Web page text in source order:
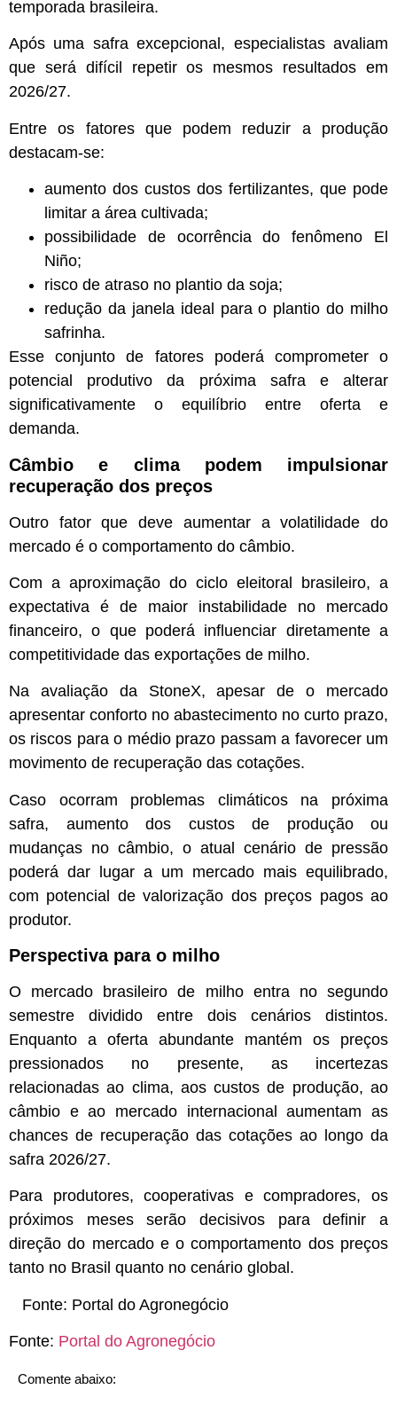
temporada brasileira.
Após uma safra excepcional, especialistas avaliam
que será difícil repetir os mesmos resultados em
2026/27.
Entre os fatores que podem reduzir a produção
destacam-se:
aumento dos custos dos fertilizantes, que pode
limitar a área cultivada;
possibilidade de ocorrência do fenômeno El
Niño;
risco de atraso no plantio da soja;
redução da janela ideal para o plantio do milho
safrinha.
Esse conjunto de fatores poderá comprometer o
potencial produtivo da próxima safra e alterar
significativamente o equilíbrio entre oferta e
demanda.
Câmbio e clima podem impulsionar
recuperação dos preços
Outro fator que deve aumentar a volatilidade do
mercado é o comportamento do câmbio.
Com a aproximação do ciclo eleitoral brasileiro, a
expectativa é de maior instabilidade no mercado
financeiro, o que poderá influenciar diretamente a
competitividade das exportações de milho.
Na avaliação da StoneX, apesar de o mercado
apresentar conforto no abastecimento no curto prazo,
os riscos para o médio prazo passam a favorecer um
movimento de recuperação das cotações.
Caso ocorram problemas climáticos na próxima
safra, aumento dos custos de produção ou
mudanças no câmbio, o atual cenário de pressão
poderá dar lugar a um mercado mais equilibrado,
com potencial de valorização dos preços pagos ao
produtor.
Perspectiva para o milho
O mercado brasileiro de milho entra no segundo
semestre dividido entre dois cenários distintos.
Enquanto a oferta abundante mantém os preços
pressionados no presente, as incertezas
relacionadas ao clima, aos custos de produção, ao
câmbio e ao mercado internacional aumentam as
chances de recuperação das cotações ao longo da
safra 2026/27.
Para produtores, cooperativas e compradores, os
próximos meses serão decisivos para definir a
direção do mercado e o comportamento dos preços
tanto no Brasil quanto no cenário global.
Fonte: Portal do Agronegócio
Fonte: Portal do Agronegócio
Comente abaixo: